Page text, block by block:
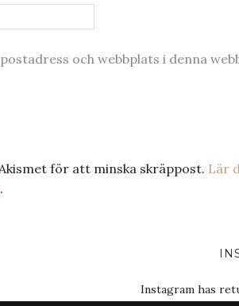
och webbplats i denna
för att minska skräppost. Lär
.
Instagram has